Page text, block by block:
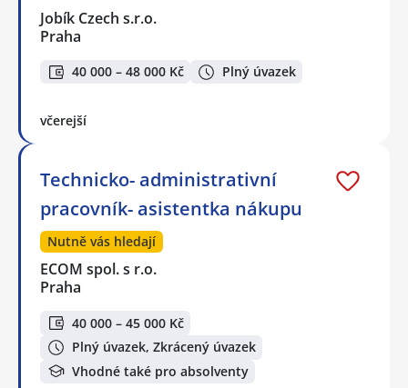
Jobík Czech s.r.o.
Praha
40 000 – 48 000 Kč Plný úvazek
včerejší
Technicko- administrativní
pracovník- asistentka nákupu
Nutně vás hledají
ECOM spol. s r.o.
Praha
40 000 – 45 000 Kč
Plný úvazek, Zkrácený úvazek
Vhodné také pro absolventy